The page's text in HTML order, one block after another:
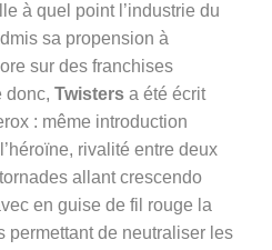
à quel point l’industrie du
sa propension à
sur des franchises
donc, Twisters a été écrit
: même introduction
rivalité entre deux
allant crescendo
en guise de fil rouge la
permettant de neutraliser les